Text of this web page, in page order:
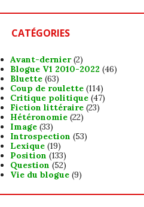
CATÉGORIES
Avant-dernier(2)
Blogue V1 2010-2022 (46)
Bluette(63)
Coup de roulette(114)
Critique politique(47)
Fiction littéraire(23)
Hétéronomie(22)
Image(33)
Introspection (53)
Lexique(19)
Position (133)
Question (52)
Vie du blogue(9)